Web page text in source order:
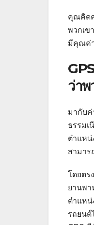
คุณคิด
พวกเข
มีคุณค่า
ว่าพ
มากับค่
ธรรมเ
ตำแหน่
สามาร
โดยตร
ยานพา
ตำแหน่
รถยน